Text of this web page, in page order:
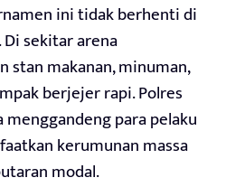
ini tidak berhenti di
sekitar arena
stan makanan, minuman,
berjejer rapi. Polres
menggandeng para pelaku
kerumunan massa
modal.